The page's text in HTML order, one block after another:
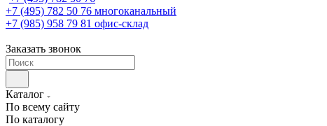
+7 (495) 782 50 76 многоканальный
+7 (985) 958 79 81 офис-склад
Заказать звонок
Каталог
По всему сайту
По каталогу